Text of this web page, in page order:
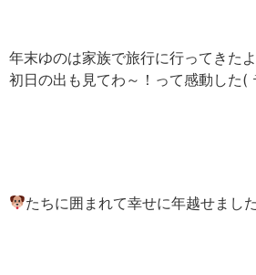
年末ゆのは家族で旅行に行ってきた
初日の出も見てわ～！って感動した(
たちに囲まれて幸せに年越せました